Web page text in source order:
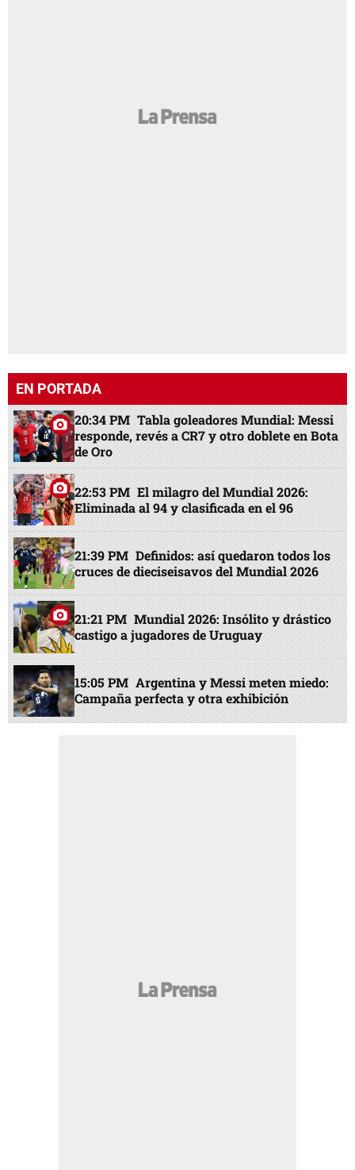
EN PORTADA
20:34 PM Tabla goleadores Mundial: Messi
responde, revés a CR7 y otro doblete en Bota
de Oro
22:53 PM El milagro del Mundial 2026:
Eliminada al 94 y clasificada en el 96
21:39 PM Definidos: así quedaron todos los
cruces de dieciseisavos del Mundial 2026
21:21 PM Mundial 2026: Insólito y drástico
castigo a jugadores de Uruguay
15:05 PM Argentina y Messi meten miedo:
Campaña perfecta y otra exhibición